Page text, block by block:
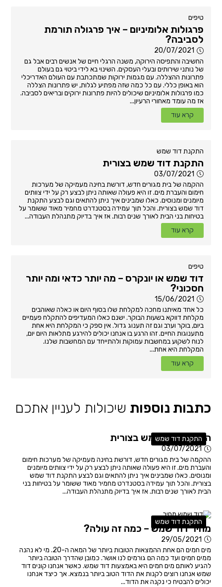
טיפים
פרגולות אלומיניום – איך פרגולה תורמת
לסביבה?
20/07/2021
החשיבה והתפיסה הירוקה, משנה הרגלי חיים של אנשים רבים אבל גם
של נותני שירותים ובעלי העסקים. השינוי בא לידי ביטוי גם בעולם
פתרונות ההצללה. עם מגמות ירוקות שמתכתבת עם העולם האדריכלי
הוא באופן כללי. עם כל כמה שזה מפתיע לגלות, יש פתרונות הצללה
כמו פרגולות אלומיניום שיכולים להיות פתרונות ירוקים ובריאים לסביבה.
אז מה עומד מאחורי הרעיון...
קרא עוד
התקנת דוד שמש
התקנת דוד שמש בצורית
03/07/2021
ההקמה של בית מגורים חדש, דורשת בחינה מעמיקה של מערכות
חימום והעברת מים. זו היא פעולה שאותה ניתן לבצע רק על ידי צוותים
מיומנים ומנוסים. כאלו שמבינים איך ניתן להתאים וגם לבצע התקנת
דוד שמש בצורית. והכל תוך עמידה בסטנדרט מחמיר מאוד ששומר על
בטיחות בני הבית לאורך שנים רבות. אז איך בדיוק מתנהלת העבודה...
קרא עוד
טיפים
דוד שמש או יונקרס – מה יותר כדאי ומה יותר
חסכוני?
15/06/2021
כל אחד מאיתנו מחכה למקלחת שלו בסוף היום או כאלה שאוהבים
מקלחת דווקא בשעות הבוקר. ישנם כאלו המעדיפים להתקלח פעמיים
ביום, בוקר וערב וגם זה תענוג גדול. אין ספק כי המקלחת היא אחת
מתענוגות החיים. זהו הרגע בו אנחנו יכולים להירגע מתלאות היום יום,
לנוח לשקוע במחשבות עמוקות ולהתייחד עם המחשבות שלנו.
המקלחת היא אחת...
קרא עוד
כתבות נוספות שיכולות לעניין אתכם
התקנת דוד שמש
התקנת דוד שמש בצורית
03/07/2021
ההקמה של בית מגורים חדש, דורשת בחינה מעמיקה של מערכות חימום
והעברת מים. זו היא פעולה שאותה ניתן לבצע רק על ידי צוותים מיומנים
ומנוסים. כאלו שמבינים איך ניתן להתאים וגם לבצע התקנת דוד שמש
בצורית. והכל תוך עמידה בסטנדרט מחמיר מאוד ששומר על בטיחות בני
הבית לאורך שנים רבות. אז איך בדיוק מתנהלת העבודה...
התקנת דוד שמש
מחיר דוד שמש – כמה זה עולה?
29/05/2021
מים חמים הם אחת ההמצאות הטובות ביותר של המאה ה-20. מי לא נהנה
ממים חמים ועד כמה הם גורמים לנו אושר. כמובן שהדרך הטובה ביותר
להגיע לאותם מים חמים היא באמצעות דוד שמש. כאשר אנחנו קונים דוד
שמש אנחנו רוצים לקנות את הדוד הטוב ביותר בנמצא. אך כיצד אנחנו
יכולים להבטיח כי נקנה את הדוד...